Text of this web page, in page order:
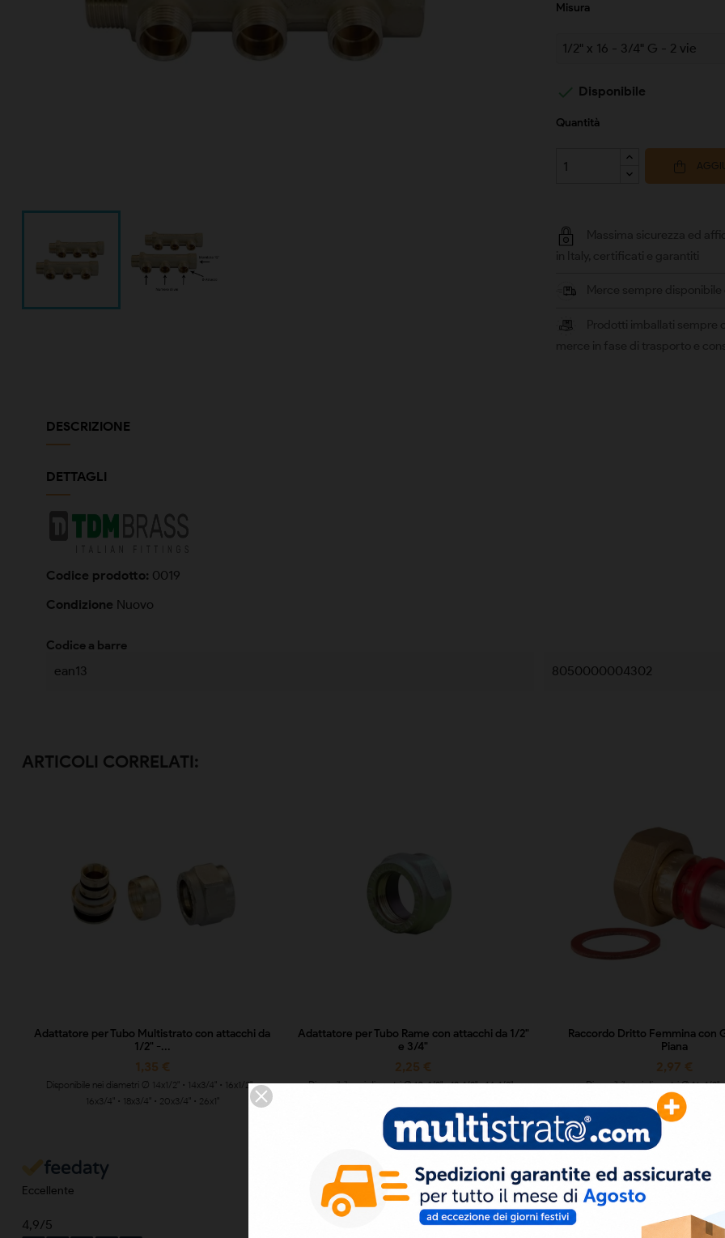
Misura
 Disponibile
Quantità
DESCRIZIONE
DETTAGLI
Codice prodotto: 0019
Condizione Nuovo
Codice a barre
ean13 8050000004302
ARTICOLI CORRELATI:
Adattatore per Tubo Multistrato con attacchi da
1/2" -...
1,35 €
Disponibile nei diametri Ø 14x1/2" • 14x3/4" • 16x1/2" •
16x3/4" • 18x3/4" • 20x3/4" • 26x1"
Adattatore per Tubo Rame con attacchi da 1/2"
e 3/4"
2,25 €
Disponibile nei diametri Ø 10x1/2" • 12x1/2" • 14x1/2" •
16x3/4" • 18x3/4"
Raccordo Dritto Femmina con
Piana
2,97 €
Disponibile nei diametri Ø 16x1/2"
16x3/4" • 20x3/4" • 26x3/4" • 26x1" • 32 x
1"½
Eccellente
4,9/5